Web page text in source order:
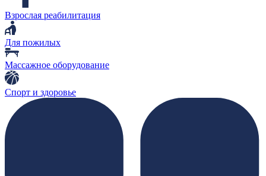
Взрослая реабилитация
Для пожилых
Массажное оборудование
Спорт и здоровье